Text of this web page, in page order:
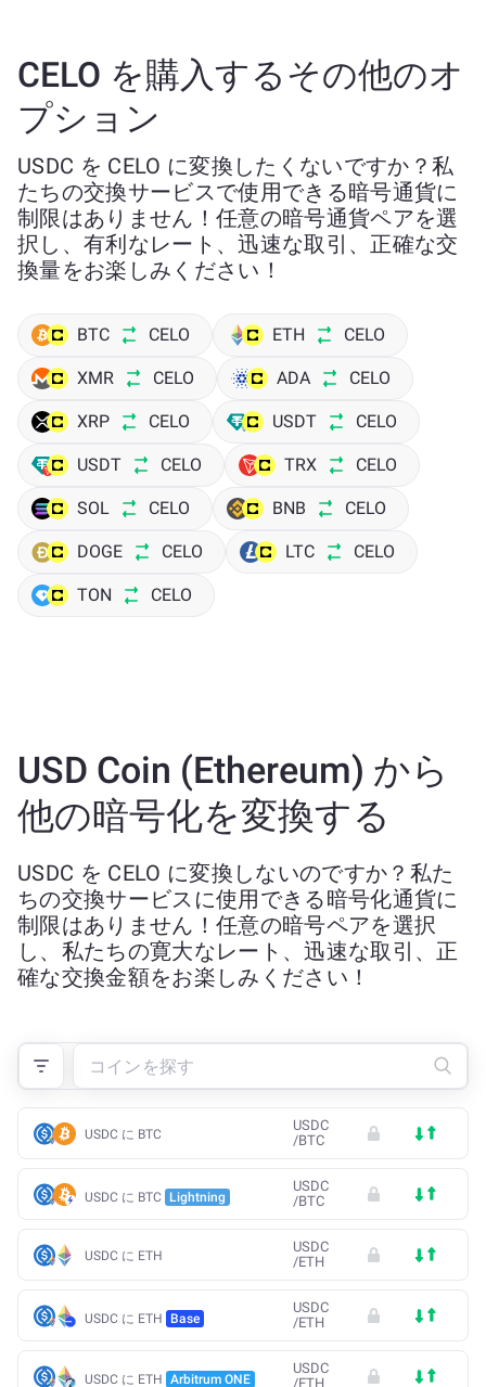
CELO を購入するその他のオ
プション
USDC を CELO に変換したくないですか？私
たちの交換サービスで使用できる暗号通貨に
制限はありません！任意の暗号通貨ペアを選
択し、有利なレート、迅速な取引、正確な交
換量をお楽しみください！
BTC CELO ETH CELO
XMR CELO ADA CELO
XRP CELO USDT CELO
USDT CELO TRX CELO
SOL CELO BNB CELO
DOGE CELO LTC CELO
TON CELO
USD Coin (Ethereum) から
他の暗号化を変換する
USDC を CELO に変換しないのですか？私た
ちの交換サービスに使用できる暗号化通貨に
制限はありません！任意の暗号ペアを選択
し、私たちの寛大なレート、迅速な取引、正
確な交換金額をお楽しみください！
USDC に BTC
USDC
/BTC
USDC に BTC Lightning
USDC
/BTC
USDC に ETH
USDC
/ETH
USDC に ETH Base
USDC
/ETH
USDC に ETH Arbitrum ONE
USDC
/ETH